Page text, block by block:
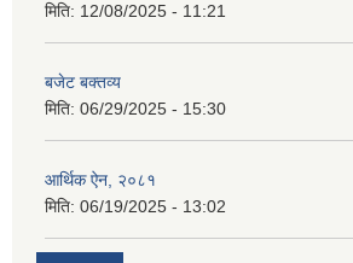
मिति: 12/08/2025 - 11:21
बजेट बक्तव्य
मिति: 06/29/2025 - 15:30
आर्थिक ऐन, २०८१
मिति: 06/19/2025 - 13:02